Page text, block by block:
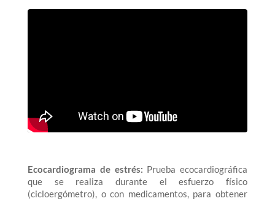
Ecocardiograma de estrés: Prueba ecocardiográfica
que se realiza durante el esfuerzo físico
(cicloergómetro), o con medicamentos, para obtener